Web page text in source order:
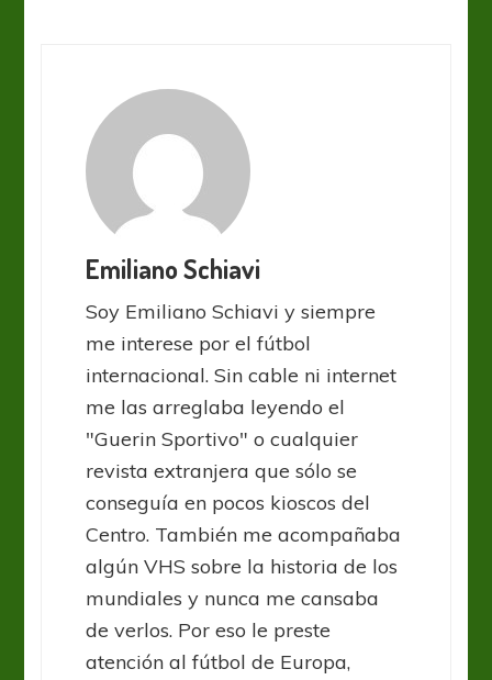
Emiliano Schiavi
Soy Emiliano Schiavi y siempre
me interese por el fútbol
internacional. Sin cable ni internet
me las arreglaba leyendo el
"Guerin Sportivo" o cualquier
revista extranjera que sólo se
conseguía en pocos kioscos del
Centro. También me acompañaba
algún VHS sobre la historia de los
mundiales y nunca me cansaba
de verlos. Por eso le preste
atención al fútbol de Europa,